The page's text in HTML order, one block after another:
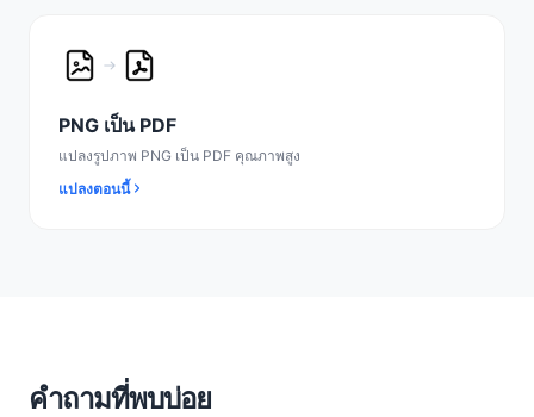
PNG เป็น PDF
แปลงรูปภาพ PNG เป็น PDF คุณภาพสูง
แปลงตอนนี้
คำถามที่พบบ่อย